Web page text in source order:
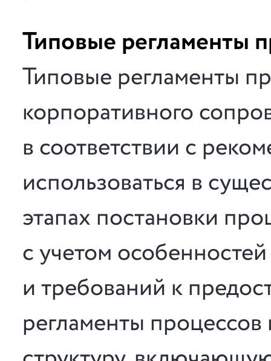
Типовые регламенты
Типовые регламенты
корпоративного
в соответствии с
использоваться в
этапах постановки
с учетом
и требований к
регламенты